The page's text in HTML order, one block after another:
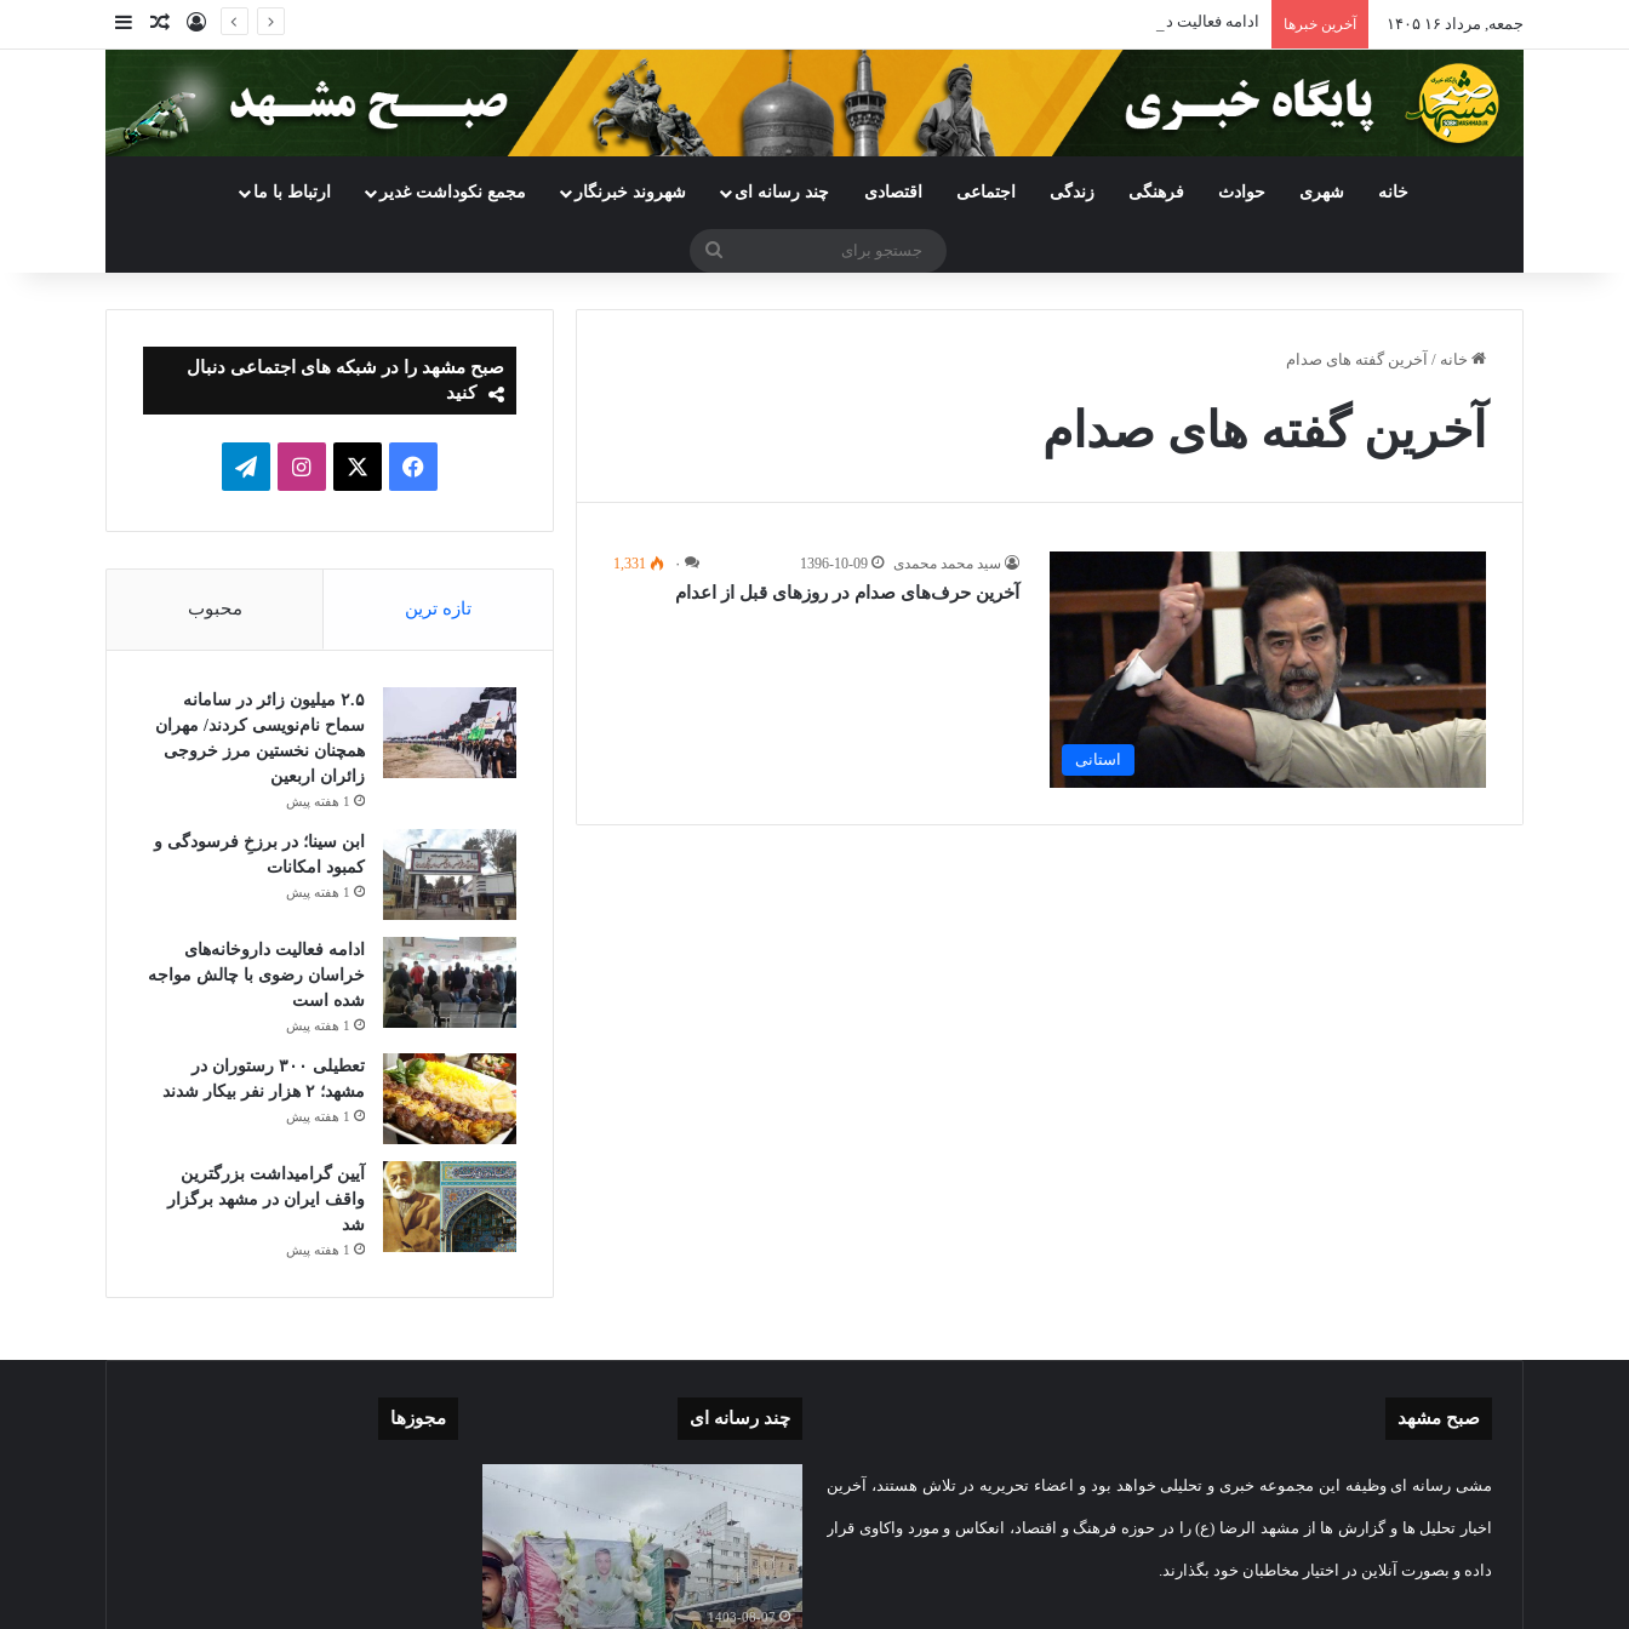
جمعه, مرداد ۱۶ ۱۴۰۵ آخرین خبرها ادامه فعالیت داروخانه‌های خراسان رضوی با چالش مواجه شده است ورودنوشته تصادفی
سایدبار
خانه شهری حوادث فرهنگی زندگی اجتماعی اقتصادی چند رسانه ای شهروند خبرنگار مجمع نکوداشت غدیر ارتباط با ما
جستجو
خانه / آخرین گفته های صدام
آخرین گفته های صدام
استانی
سید محمد محمدی 1396-10-09 ۰ 1,331
آخرین حرف‌های صدام در روزهای قبل از اعدام
صبح مشهد را در شبکه های اجتماعی دنبال
کنید
فیسبوک ایکساینستاگرامتلگرام
تازه ترین محبوب
۲.۵ میلیون زائر در سامانه
سماح نام‌نویسی کردند/ مهران
همچنان نخستین مرز خروجی
زائران اربعین
1 هفته پیش
ابن سینا؛ در برزخِ فرسودگی و
کمبود امکانات
1 هفته پیش
ادامه فعالیت داروخانه‌های
خراسان رضوی با چالش مواجه
شده است
1 هفته پیش
تعطیلی ۳۰۰ رستوران در
مشهد؛ ۲ هزار نفر بیکار شدند
1 هفته پیش
آیین گرامیداشت بزرگترین
واقف ایران در مشهد برگزار
شد
1 هفته پیش
صبح مشهد
مشی رسانه ای وظیفه این مجموعه خبری و تحلیلی خواهد بود و اعضاء تحریریه در تلاش هستند، آخرین
اخبار تحلیل ها و گزارش ها از مشهد الرضا (ع) را در حوزه فرهنگ و اقتصاد، انعکاس و مورد واکاوی قرار
داده و بصورت آنلاین در اختیار مخاطبان خود بگذارند.
چند رسانه ای
گزارش
اقامه
عید
غبارروبی
مضجع
نورانی
تصویری
پیکر
مطهر
شهید
1403-08-07
مجوزها